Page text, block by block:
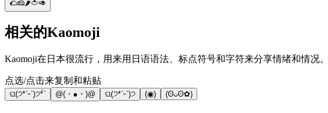
🌮🧀🌶️🍅🥑
相关的Kaomoji
Kaomoji在日本很流行，用来用日语语法、标点符号和字符来分享情绪和情况
点选/点击来复制和粘贴
ଘ(੭*ˊᵕˋ)੭* ̀ˋ @(・●・)@ ଘ(੭*ˊᵕˋ)੭ (◉) (ʘᴗʘ✿)